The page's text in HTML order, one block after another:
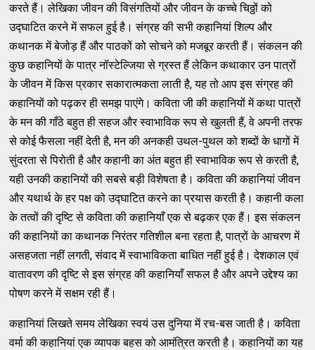
करते हैं। लेखिका जीवन की विसंगतियों और जीवन के कच्चे चिठ्ठों को
उद्घाटित करने में सफल हुई है। संग्रह की सभी कहानियां शिल्प और
कथानक में बेजोड़ हैं और पाठकों को सोचने को मजबूर करती हैं। संकलन की
कुछ कहानियों के पात्र नॉस्टेल्जिया से ग्रस्त हैं लेकिन कथाकार उन पात्रों
के जीवन में किस प्रकार सकारात्मकता लाती है, यह तो आप इस संग्रह की
कहानियों को पढ़कर ही समझ पाएंगे। कविता जी की कहानियों में कथा पात्रों
के मन की गाँठे बहुत ही सहज और स्वाभाविक रूप से खुलती हैं, वे अपनी तरफ
से कोई फैसला नहीं देती है, मन की अनकही उथल-पुथल को शब्दों के धागों में
सुंदरता से पिरोती है और कहानी का अंत बहुत ही स्वाभाविक रूप से करती है,
यही उनकी कहानियों की सबसे बड़ी विशेषता है। कविता की कहानियां जीवन
और यथार्थ के हर पक्ष को उद्घाटित करने का प्रयास करती है। कहानी कला
के तत्वों की दृष्टि से कविता की कहानियाँ एक से बढ़कर एक हैं। इस संकलन
की कहानियों का कथानक निरंतर गतिशील बना रहता है, पात्रों के आचरण में
असहजता नहीं लगती, संवाद में स्वाभाविकता बाधित नहीं हुई है। देशकाल एवं
वातावरण की दृष्टि से इस संग्रह की कहानियाँ सफल है और अपने उद्देश्य का
पोषण करने में सक्षम रही हैं।
कहानियां लिखते समय लेखिका स्वयं उस दुनिया में रच-बस जाती है। कविता
वर्मा की कहानियां एक व्यापक बहस को आमंत्रित करती है। कहानियों का यह